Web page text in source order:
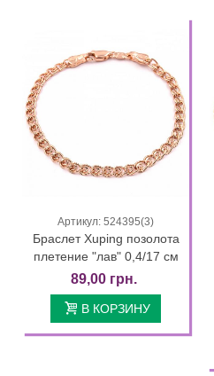
Артикул: 524395(3)
Браслет Xuping позолота
плетение "лав" 0,4/17 см
89,00 грн.
В КОРЗИНУ